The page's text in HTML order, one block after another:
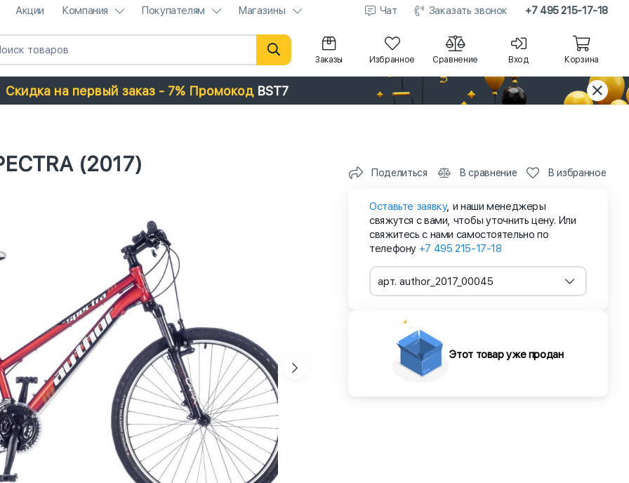
Акции Компания Покупателям Магазины Чат Заказать звонок +7 495 215-17-18
Заказы Избранное Сравнение Вход Корзина
Скидка на первый заказ - 7% Промокод BST7
(2017) Поделиться В сравнение В избранное
Оставьте заявку, и наши менеджеры
свяжутся с вами, чтобы уточнить цену. Или
свяжитесь с нами самостоятельно по
телефону +7 495 215-17-18
арт. author_2017_00045
Этот товар уже продан